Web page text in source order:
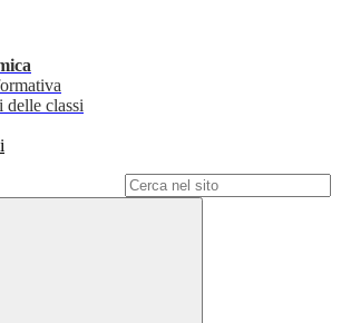
delle classi